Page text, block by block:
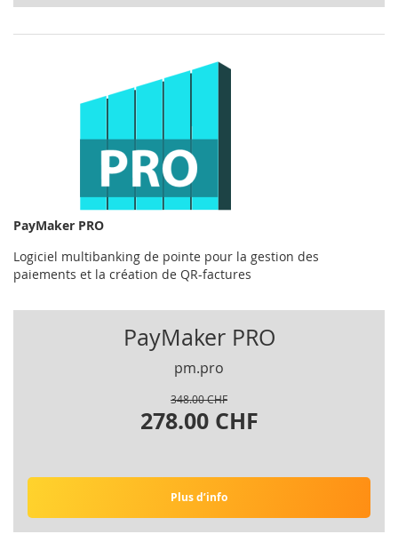
PayMaker PRO
Logiciel multibanking de pointe pour la gestion des
paiements et la création de QR-factures
PayMaker PRO
pm.pro
348.00 CHF
278.00 CHF
Plus d’info